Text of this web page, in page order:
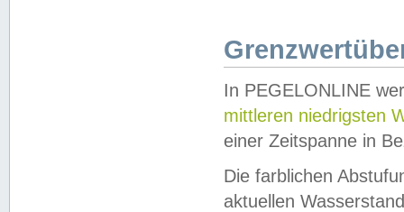
In PEGELONLINE
mittleren niedrigsten
einer Zeitspanne in
Die farblichen
aktuellen